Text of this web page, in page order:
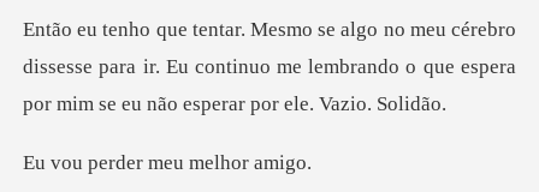
o
dissesse para ir. Eu continuo me lembrando o que esp
der meu me